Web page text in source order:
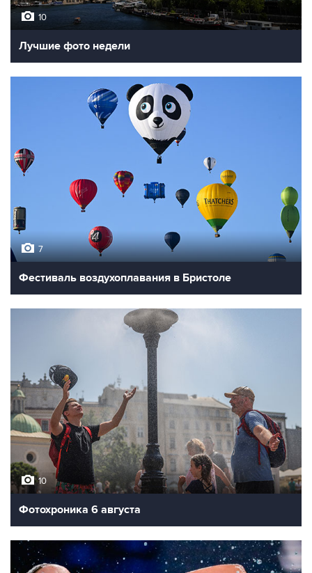
10
Лучшие фото недели
7
Фестиваль воздухоплавания в Бристоле
10
Фотохроника 6 августа